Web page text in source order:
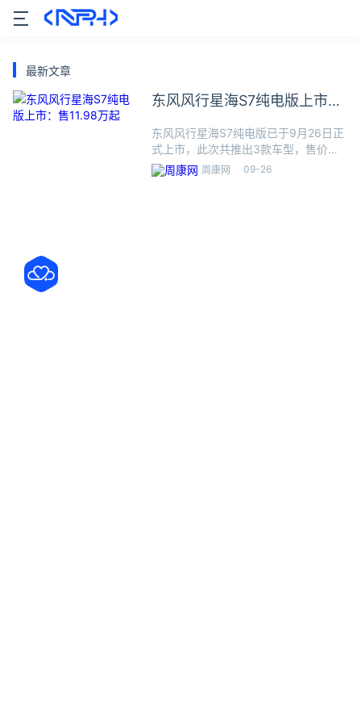
最新文章
东风风行星海S7纯电版上市：
东风风行星海S7纯电版已于9月26日正
式上市，此次共推出3款车型，售价区
间为11.98万至13.99万元。据悉，星海
S7定位为新能源中大型车，除了已上市
周康网 09-26